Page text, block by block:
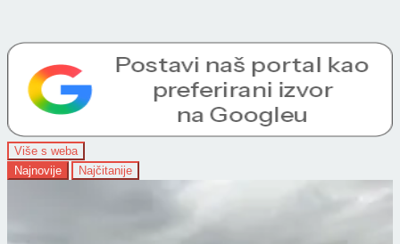
Više s weba
Najnovije
Najčitanije